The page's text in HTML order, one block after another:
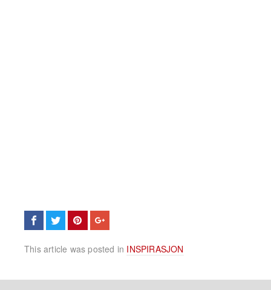
This article was posted in INSPIRASJON